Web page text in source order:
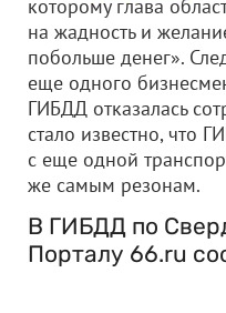
которому глава
на жадность и
побольше денег».
еще одного
ГИБДД отказалась
стало известно, что
с еще одной
же самым резонам.
В ГИБДД по
Порталу 66.ru